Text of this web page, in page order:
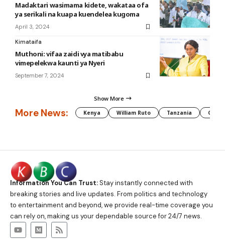
Madaktari wasimama kidete, wakataa ofa
ya serikali na kuapa kuendelea kugoma
April 3, 2024
Kimataifa
Muthoni: vifaa zaidi vya matibabu
vimepelekwa kaunti ya Nyeri
September 7, 2024
Show More
More News: Kenya William Ruto Tanzania CAF
Information You Can Trust:Stay instantly connected with
breaking stories and live updates. From politics and technology
to entertainment and beyond, we provide real-time coverage you
can rely on, making us your dependable source for 24/7 news.